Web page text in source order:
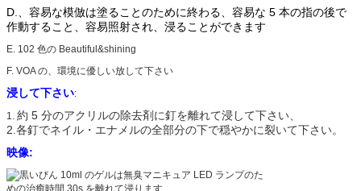
D.、容易な模倣は塗ることのために終わる、容易な 5 本の指の後で
作動すること、容易照射され、浸ることができます
E. 102 色の Beautiful&shining
F. VOA の、環境に優しい放して下さい
浸して下さい:
1. 約 5 分のアクリルの除去剤に釘を離れて浸して下さい、
2.各釘でネイル・エナメルの全部分の下で穏やかに裂いて下さい。
映像: